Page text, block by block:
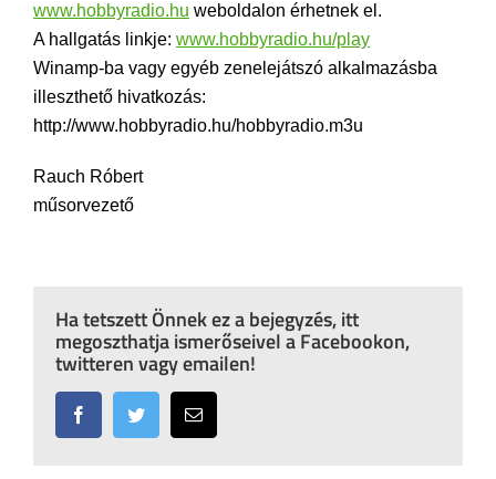
www.hobbyradio.hu weboldalon érhetnek el.
A hallgatás linkje: www.hobbyradio.hu/play
Winamp-ba vagy egyéb zenelejátszó alkalmazásba
illeszthető hivatkozás:
http://www.hobbyradio.hu/hobbyradio.m3u
Rauch Róbert
műsorvezető
Ha tetszett Önnek ez a bejegyzés, itt
megoszthatja ismerőseivel a Facebookon,
twitteren vagy emailen!
FacebookTwitter Email: